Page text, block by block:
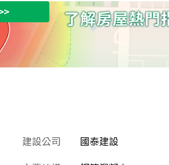
建設公司
國泰建設